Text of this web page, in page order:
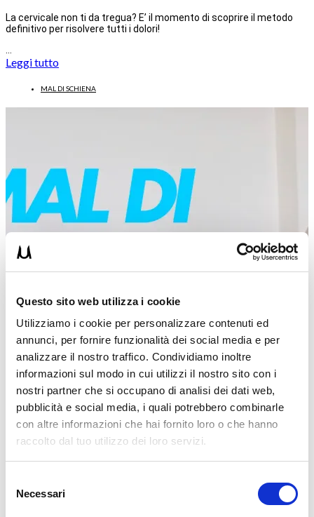
Questo sito web utilizza i cookie
Utilizziamo i cookie per personalizzare contenuti ed
annunci, per fornire funzionalità dei social media e per
analizzare il nostro traffico. Condividiamo inoltre
informazioni sul modo in cui utilizzi il nostro sito con i
nostri partner che si occupano di analisi dei dati web,
pubblicità e social media, i quali potrebbero combinarle
con altre informazioni che hai fornito loro o che hanno
raccolto dal tuo utilizzo dei loro servizi.
delNecessari
La cervicale non ti da tregua? E’ il momento di scoprire il metodo
definitivo per risolvere tutti i dolori!
Leggi tutto
MAL DI SCHIENA
26/01/2023
Mal di schiena: il rimedio definitivo in pochi minuti